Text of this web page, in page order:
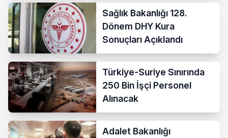
Sağlık Bakanlığı 128.
Dönem DHY Kura
Sonuçları Açıklandı
Türkiye-Suriye Sınırında
250 Bin İşçi Personel
Alınacak
Adalet Bakanlığı